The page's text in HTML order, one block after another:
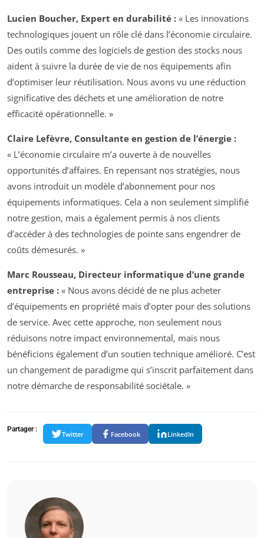
Lucien Boucher, Expert en durabilité : « Les innovations
technologiques jouent un rôle clé dans l’économie circulaire.
Des outils comme des logiciels de gestion des stocks nous
aident à suivre la durée de vie de nos équipements afin
d’optimiser leur réutilisation. Nous avons vu une réduction
significative des déchets et une amélioration de notre
efficacité opérationnelle. »
Claire Lefèvre, Consultante en gestion de l’énergie :
« L’économie circulaire m’a ouverte à de nouvelles
opportunités d’affaires. En repensant nos stratégies, nous
avons introduit un modèle d’abonnement pour nos
équipements informatiques. Cela a non seulement simplifié
notre gestion, mais a également permis à nos clients
d’accéder à des technologies de pointe sans engendrer de
coûts démesurés. »
Marc Rousseau, Directeur informatique d’une grande
entreprise : « Nous avons décidé de ne plus acheter
d’équipements en propriété mais d’opter pour des solutions
de service. Avec cette approche, non seulement nous
réduisons notre impact environnemental, mais nous
bénéficions également d’un soutien technique amélioré. C’est
un changement de paradigme qui s’inscrit parfaitement dans
notre démarche de responsabilité sociétale. »
Partager :
Twitter Facebook LinkedIn